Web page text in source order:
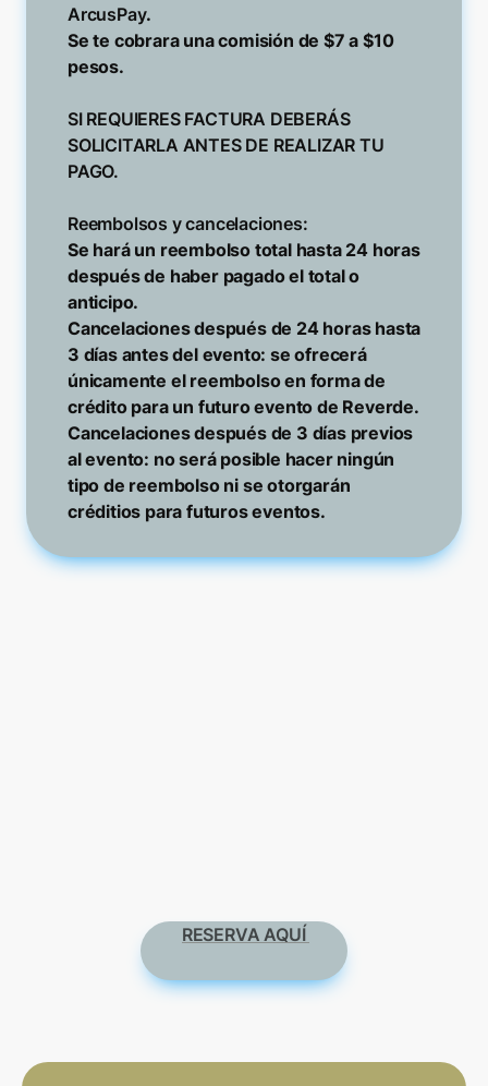
ArcusPay.
Se te cobrara una comisión de $7 a $10
pesos.
SI REQUIERES FACTURA DEBERÁS
SOLICITARLA ANTES DE REALIZAR TU
PAGO.
Reembolsos y cancelaciones:
Se hará un reembolso total hasta 24 horas
después de haber pagado el total o
anticipo.
Cancelaciones después de 24 horas hasta
3 días antes del evento: se ofrecerá
únicamente el reembolso en forma de
crédito para un futuro evento de Reverde.
Cancelaciones después de 3 días previos
al evento: no será posible hacer ningún
tipo de reembolso ni se otorgarán
RESERVA AQUÍ